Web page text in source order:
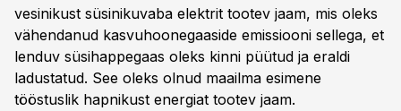
vesinikust süsinikuvaba elektrit tootev jaam, mis oleks
vähendanud kasvuhoonegaaside emissiooni sellega, et
lenduv süsihappegaas oleks kinni püütud ja eraldi
ladustatud. See oleks olnud maailma esimene
tööstuslik hapnikust energiat tootev jaam.